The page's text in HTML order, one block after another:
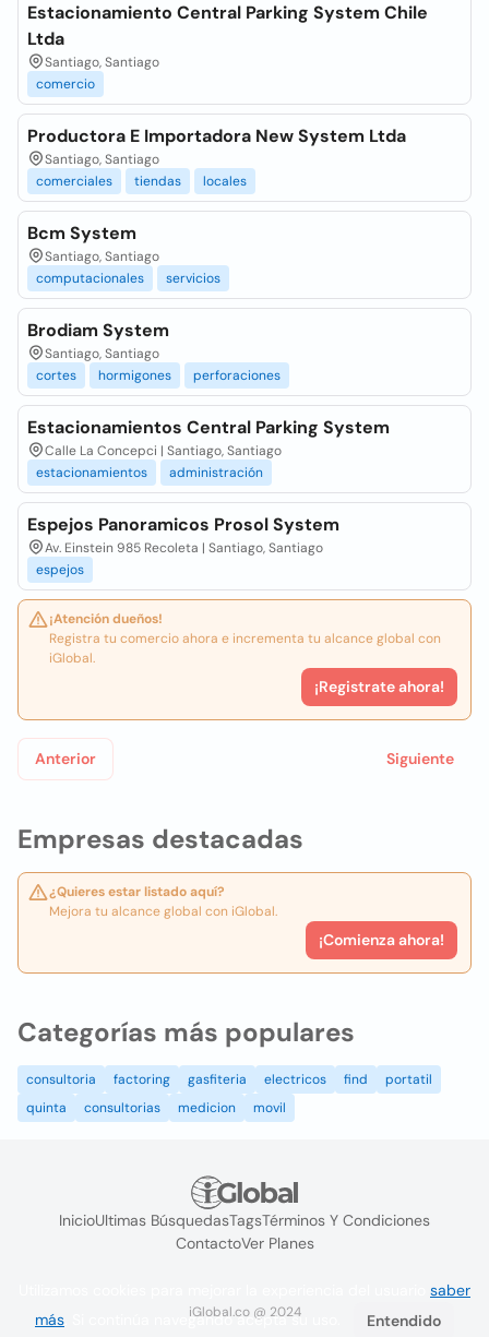
Empresas destacadas
¿Quieres estar listado aquí?
Mejora tu alcance global con iGlobal.
¡Comienza ahora!
Estacionamiento Central Parking System Chile
Ltda
Santiago, Santiago
comercio
Productora E Importadora New System Ltda
Santiago, Santiago
comerciales
tiendas locales
Bcm System
Santiago, Santiago
computacionales
servicios
Brodiam System
Santiago, Santiago
cortes
hormigones perforaciones
Estacionamientos Central Parking System
Calle La Concepci | Santiago, Santiago
estacionamientos
administración
Espejos Panoramicos Prosol System
Av. Einstein 985 Recoleta | Santiago, Santiago
espejos
¡Atención dueños!
Registra tu comercio ahora e incrementa tu alcance global con
iGlobal.
¡Registrate ahora!
Anterior Siguiente
Categorías más populares
consultoria factoring gasfiteria electricos find
portatil
quinta
consultorias medicion movil
InicioUltimas BúsquedasTagsTérminos Y Condiciones
ContactoVer Planes
iGlobal.co @ 2024
saber
más . Si continúa navegando acepta su uso. Entendido